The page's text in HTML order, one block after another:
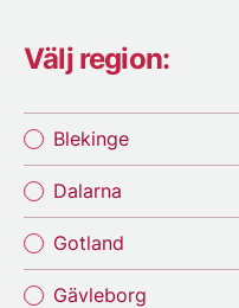
Välj region:
Blekinge
Dalarna
Gotland
Gävleborg